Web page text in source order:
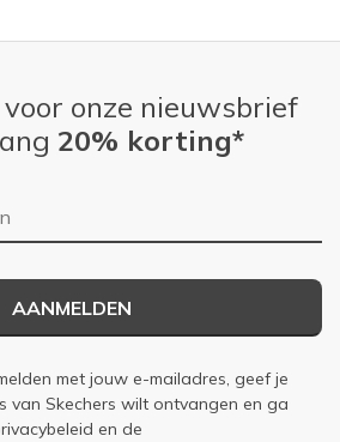
voor onze nieuwsbrief
20% korting*
AANMELDEN
met jouw e-mailadres, geef je
van Skechers wilt ontvangen en ga
en de